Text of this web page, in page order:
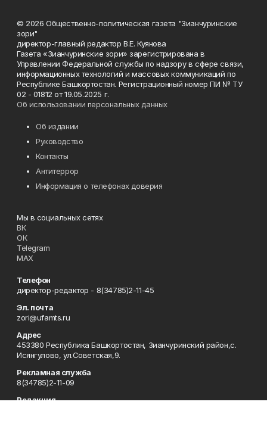
© 2026 Общественно-политическая газета "Зианчуринские
зори"
директор-главный редактор В.Е. Куянова
Газета «Зианчуринские зори» зарегистрирована в
Управлении Федеральной службы по надзору в сфере связи,
информационных технологий и массовых коммуникаций по
Республике Башкортостан. Регистрационный номер ПИ № ТУ
02 - 01812 от 19.05.2025 г.
Об использовании персональных данных
Об издании
Руководство
Контакты
Антитеррор
Информация о телефонах доверия
Мы в социальных сетях
ВК
ОК
Telegram
MAX
Телефон
директор-редактор - 8(34785)2-11-45
Эл. почта
zori@ufamts.ru
Адрес
453380 Республика Башкортостан, Зианчуринский район,с.
Исянгулово, ул.Советская,9.
Рекламная служба
8(34785)2-11-09
Редакция